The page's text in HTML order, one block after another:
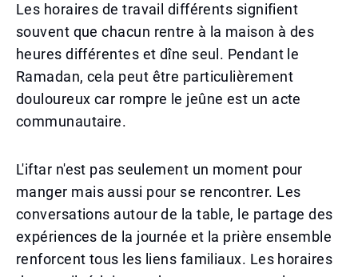
Les horaires de travail différents signifient
souvent que chacun rentre à la maison à des
heures différentes et dîne seul. Pendant le
Ramadan, cela peut être particulièrement
douloureux car rompre le jeûne est un acte
communautaire.
L'iftar n'est pas seulement un moment pour
manger mais aussi pour se rencontrer. Les
conversations autour de la table, le partage des
expériences de la journée et la prière ensemble
renforcent tous les liens familiaux. Les horaires